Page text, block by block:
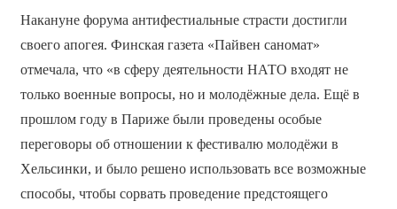
Накануне форума антифестиальные страсти достигли
своего апогея. Финская газета «Пайвен саномат»
отмечала, что «в сферу деятельности НАТО входят не
только военные вопросы, но и молодёжные дела. Ещё в
прошлом году в Париже были проведены особые
переговоры об отношении к фестивалю молодёжи в
Хельсинки, и было решено использовать все возможные
способы, чтобы сорвать проведение предстоящего